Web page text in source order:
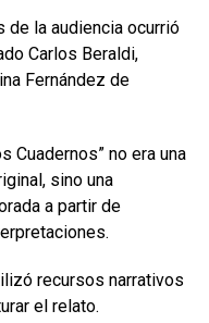
la audiencia ocurrió
Carlos Beraldi,
Fernández de
Cuadernos” no era una
sino una
a partir de
recursos narrativos
el relato.